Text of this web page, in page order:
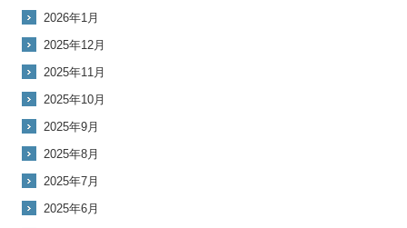
2026年1月
2025年12月
2025年11月
2025年10月
2025年9月
2025年8月
2025年7月
2025年6月